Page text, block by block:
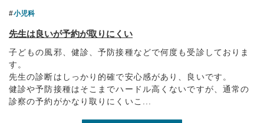
小児科
先生は良いが予約が取りにくい
子どもの風邪、健診、予防接種などで何度も受診しておりま
す。
先生の診断はしっかり的確で安心感があり、良いです。
健診や予防接種はそこまでハードル高くないですが、通常の
診察の予約がかなり取りにくいこ...